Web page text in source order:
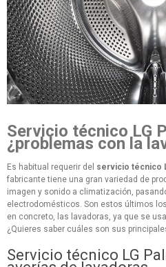
Servicio técnico LG
¿problemas con la
Es habitual requerir del servicio técnico
fabricante tiene una gran variedad de
imagen y sonido a climatización,
electrodomésticos. Son estos últimos
en concreto, las lavadoras, ya que se
¿Quieres saber cuáles son sus
Servicio técnico LG